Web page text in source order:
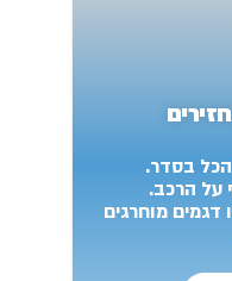
בסדר.
על הרכב.
מוחרגים